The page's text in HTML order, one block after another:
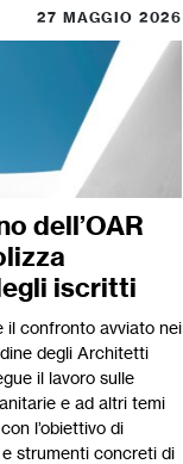
27 MAGGIO 2026
dell’OAR
iscritti
il confronto avviato nei
degli Architetti
il lavoro sulle
e ad altri temi
l’obiettivo di
strumenti concreti di